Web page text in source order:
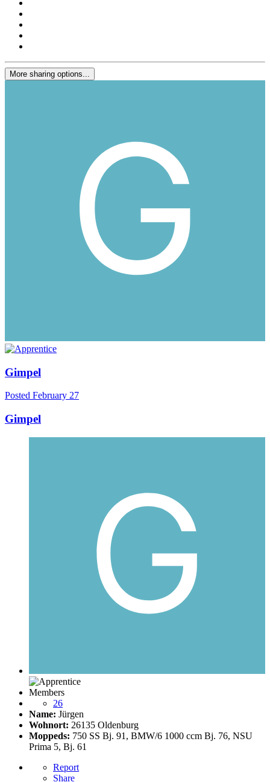
More sharing options...
Gimpel
Posted February 27
Gimpel
Members
26
Name: Jürgen
Wohnort: 26135 Oldenburg
Moppeds: 750 SS Bj. 91, BMW/6 1000 ccm Bj. 76, NSU
Prima 5, Bj. 61
Report
Share